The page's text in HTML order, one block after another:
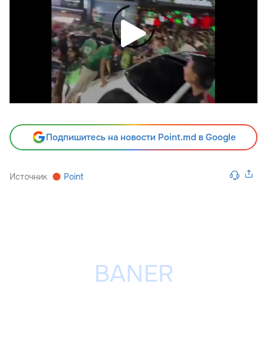
Подпишитесь на новости Point.md в Google
Источник Point